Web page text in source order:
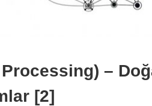
–
[2]